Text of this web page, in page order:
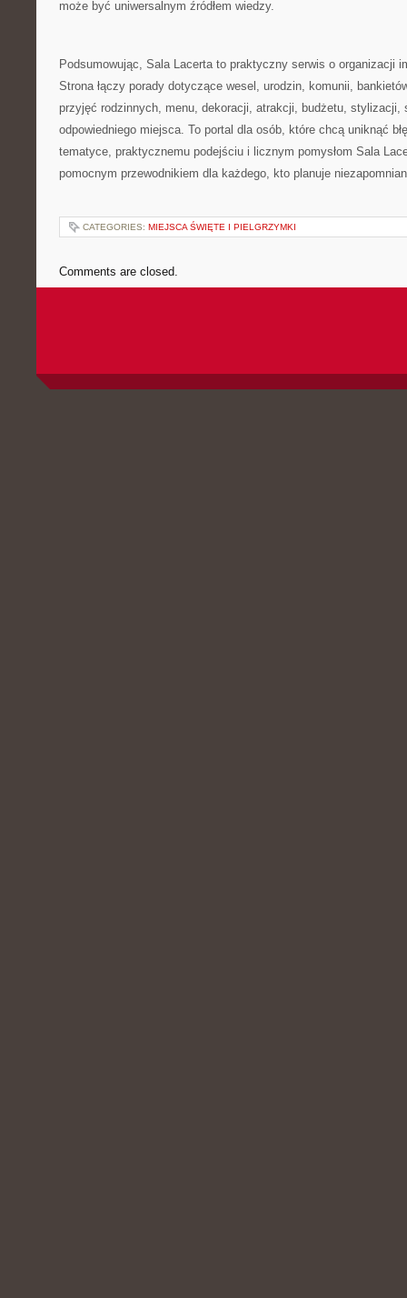
może być uniwersalnym źródłem wiedzy.
Podsumowując, Sala Lacerta to praktyczny serwis o organizacji
Strona łączy porady dotyczące wesel, urodzin, komunii,
przyjęć rodzinnych, menu, dekoracji, atrakcji, budżetu, stylizacji,
odpowiedniego miejsca. To portal dla osób, które chcą uniknąć
tematyce, praktycznemu podejściu i licznym pomysłom Sala
pomocnym przewodnikiem dla każdego, kto planuje
CATEGORIES: MIEJSCA ŚWIĘTE I PIELGRZYMKI
Comments are closed.